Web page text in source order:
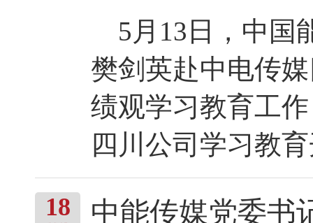
5月13日，中国
樊剑英赴中电传
绩观学习教育工
四川公司学习教
18 中能传媒党委书